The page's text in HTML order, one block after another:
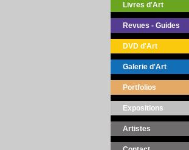
Livres d'Art
Revues - Guides
DVD d'Art
Galerie d'Art
Portfolios
Expositions
Artistes